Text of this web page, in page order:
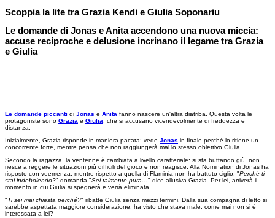
Scoppia la lite tra Grazia Kendi e Giulia Soponariu
Le domande di Jonas e Anita accendono una nuova miccia:
accuse reciproche e delusione incrinano il legame tra Grazia
e Giulia
Le domande piccanti di Jonas e Anita fanno nascere un'altra diatriba. Questa volta le
protagoniste sono Grazia e Giulia, che si accusano vicendevolmente di freddezza e
distanza.
Inizialmente, Grazia risponde in maniera pacata: vede Jonas in finale perché lo ritiene un
concorrente forte, mentre pensa che non raggiungerà mai lo stesso obiettivo Giulia.
Secondo la ragazza, la ventenne è cambiata a livello caratteriale: si sta buttando giù, non
riesce a reggere le situazioni più difficili del gioco e non reagisce. Alla Nomination di Jonas ha
risposto con veemenza, mentre rispetto a quella di Flaminia non ha battuto ciglio. "Perché ti
stai indebolendo?" domanda "Sei talmente pura…" dice allusiva Grazia. Per lei, arriverà il
momento in cui Giulia si spegnerà e verrà eliminata.
"Ti sei mai chiesta perché?" ribatte Giulia senza mezzi termini. Dalla sua compagna di letto si
sarebbe aspettata maggiore considerazione, ha visto che stava male, come mai non si è
interessata a lei?